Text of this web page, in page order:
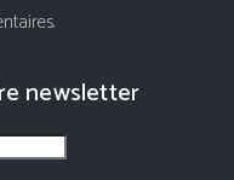
newsletter